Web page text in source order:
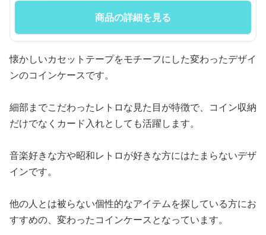
商品の詳細を見る
懐かしいカセットテープをモチーフにした変わったデザイ
ンのコインケースです。
細部までこだわったレトロな見た目が特徴で、コイン収納
だけでなくカード入れとしても活躍します。
音楽好きな方や昭和レトロが好きな方にはたまらないデザ
インです。
他の人とは被らない個性的なアイテムを探している方にお
すすめの、変わったコインケースとなっています。